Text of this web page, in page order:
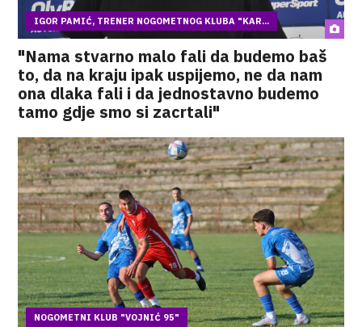
IGOR PAMIĆ, TRENER NOGOMETNOG KLUBA "KAR...
"Nama stvarno malo fali da budemo baš
to, da na kraju ipak uspijemo, ne da nam
ona dlaka fali i da jednostavno budemo
tamo gdje smo si zacrtali"
NOGOMETNI KLUB "VOJNIĆ 95"